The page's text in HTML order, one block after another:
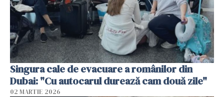
Singura cale de evacuare a românilor din
Dubai: "Cu autocarul durează cam două zile"
02 MARTIE 2026